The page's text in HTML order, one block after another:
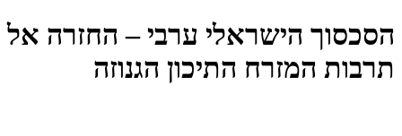
הסכסוך הישראלי ערבי – החזרה אל
תרבות המזרח התיכון הגנוזה